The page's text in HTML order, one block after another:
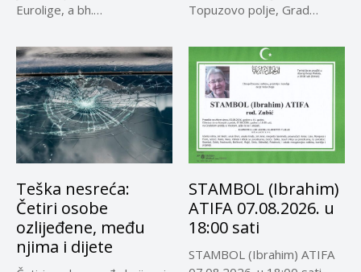
Eurolige, a bh.
Topuzovo polje, Grad
Teška nesreća:
Četiri osobe
ozlijeđene, među
njima i dijete
STAMBOL (Ibrahim)
ATIFA 07.08.2026. u
18:00 sati
STAMBOL (Ibrahim) ATIFA